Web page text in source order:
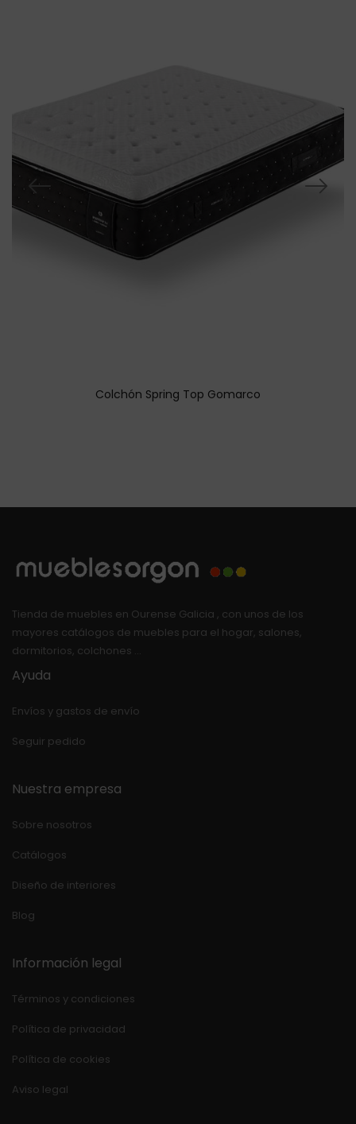
Colchón Spring Top Gomarco
Tienda de muebles en Ourense Galicia , con unos de los
mayores catálogos de muebles para el hogar, salones,
dormitorios, colchones …
Ayuda
Envíos y gastos de envío
Seguir pedido
Nuestra empresa
Sobre nosotros
Catálogos
Diseño de interiores
Blog
Información legal
Términos y condiciones
Política de privacidad
Política de cookies
Aviso legal